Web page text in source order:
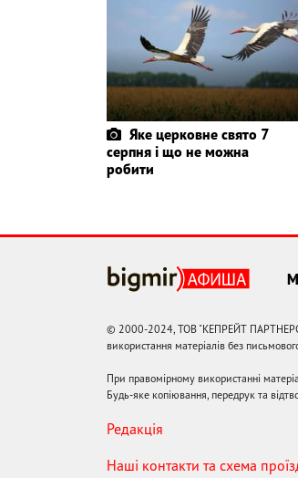
Яке церковне свято 7
серпня і що не можна
робити
© 2000-2024, ТОВ "КЕПРЕЙТ ПАРТНЕРС".
використання матеріалів без
При правомірному використанні
Будь-яке копіювання, передрук та
Редакція
Наші контакти та схема